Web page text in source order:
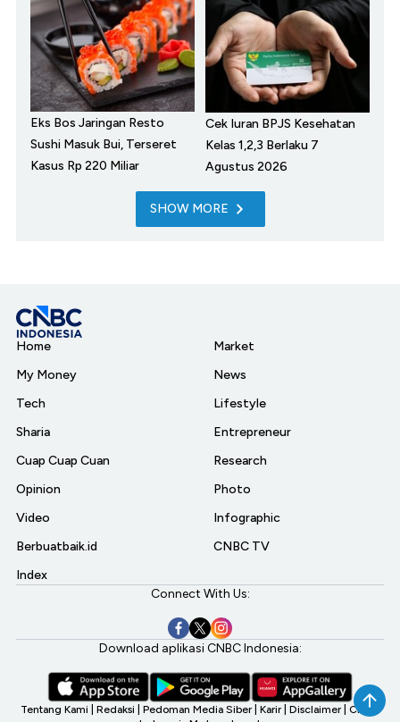
Eks Bos Jaringan Resto
Sushi Masuk Bui, Terseret
Kasus Rp 220 Miliar
Cek Iuran BPJS Kesehatan
Kelas 1,2,3 Berlaku 7
Agustus 2026
SHOW MORE
Home
My Money
Tech
Sharia
Cuap Cuap Cuan
Opinion
Video
Berbuatbaik.id
Index
Market
News
Lifestyle
Entrepreneur
Research
Photo
Infographic
CNBC TV
Connect With Us:
Download aplikasi CNBC Indonesia:
Tentang Kami Redaksi Pedoman Media Siber Karir Disclaimer CNBC